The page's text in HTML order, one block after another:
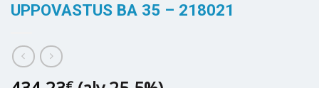
UPPOVASTUS BA 35 – 218021